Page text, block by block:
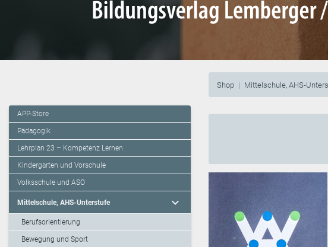
Shop Mittelschule, AHS-
APP-Store
Pädagogik
Lehrplan 23 – Kompetenz Lernen
Kindergarten und Vorschule
Volksschule und ASO
Mittelschule, AHS-Unterstufe expand_more
Berufsorientierung
Bewegung und Sport